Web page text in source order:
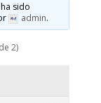
sido
admin.
2)